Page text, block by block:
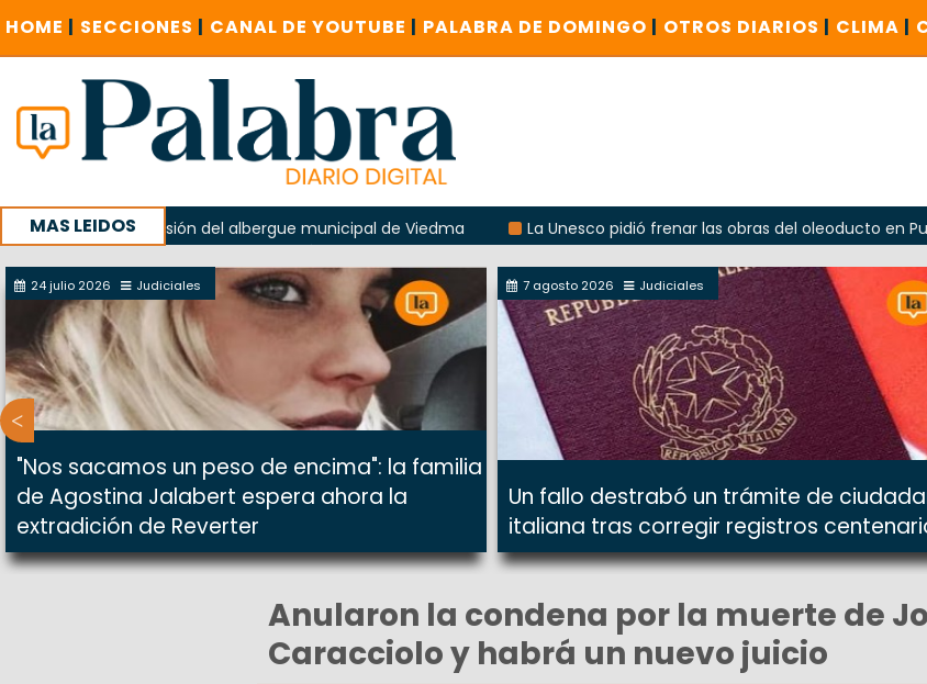
HOME | SECCIONES | CANAL DE YOUTUBE | PALABRA DE DOMINGO | OTROS DIARIOS | CLIMA |
MAS LEIDOS
la explosión del albergue municipal de Viedma La Unesco pidió frenar las obras del oleoducto en Punta
investigue contratación de baños de la Feria
24 julio 2026 Judiciales
"Nos sacamos un peso de encima": la familia
de Agostina Jalabert espera ahora la
extradición de Reverter
7 agosto 2026 Judiciales
Un fallo destrabó un trámite de
italiana tras corregir registros
Anularon la condena por la muerte de
Caracciolo y habrá un nuevo juicio